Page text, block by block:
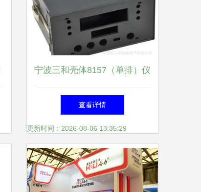
宁波三和壳体8157（单排）仪
器仪表外壳 精密防护与实用
设计的完美结合
查看详情
更新时间：2026-08-06 13:35:29